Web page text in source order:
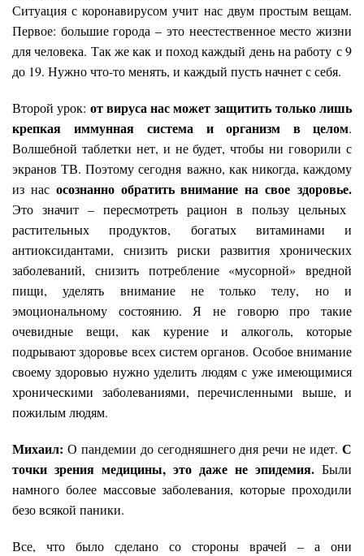
Ситуация с коронавирусом учит нас двум простым вещам.
Первое: большие города – это неестественное место жизни
для человека. Так же как и поход каждый день на работу с 9
до 19. Нужно что-то менять, и каждый пусть начнет с себя.
Второй урок: от вируса нас может защитить только лишь
крепкая иммунная система
и организм в целом.
Волшебной таблетки нет, и не будет, чтобы ни говорили с
экранов ТВ. Поэтому сегодня важно, как никогда, каждому
из нас осознанно обратить внимание на свое здоровье.
Это значит – пересмотреть рацион в пользу цельных
растительных продуктов, богатых витаминами и
антиоксидантами, снизить риски развития хронических
заболеваний, снизить потребление «мусорной» вредной
пищи, уделять внимание не только телу, но и
эмоциональному состоянию. Я не говорю про такие
очевидные вещи, как курение и алкоголь, которые
подрывают здоровье всех систем органов. Особое внимание
своему здоровью нужно уделить людям с уже имеющимися
хроническими заболеваниями, перечисленными выше, и
пожилым людям.
Михаил: О пандемии до сегодняшнего дня речи не идет. С
точки зрения медицины, это даже не эпидемия. Были
намного более массовые заболевания, которые проходили
безо всякой паники.
Все, что было сделано со стороны врачей – а они